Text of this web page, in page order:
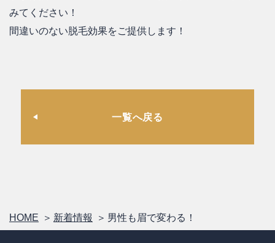
みてください！
間違いのない脱毛効果をご提供します！
一覧へ戻る
HOME 新着情報 男性も眉で変わる！